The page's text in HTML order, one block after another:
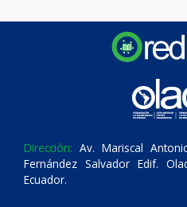
Dirección: Av. Mariscal
Fernández Salvador Edif.
Ecuador.